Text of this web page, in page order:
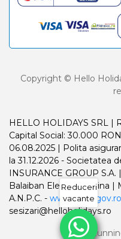
Copyright © Hello
HELLO HOLIDAYS SRL |
Capital Social: 30.000
06.08.2025 | Polita
la 31.12.2026 - Societatea
INSURANCE GROUP
Balaiban Elena Madalina |
A.N.P.C. - www.anpc.gov.ro
sesizari@helloholidays.ro
Reduceri
vacante